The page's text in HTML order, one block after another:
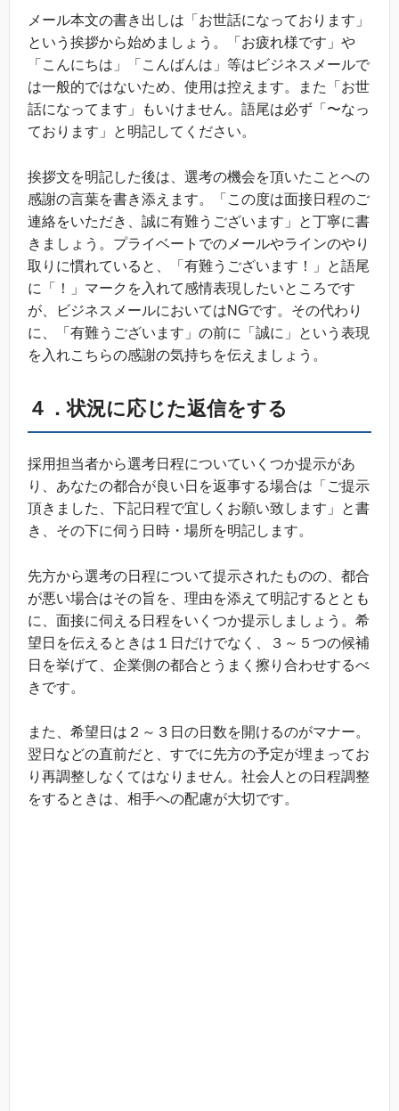
メール本文の書き出しは「お世話になっております」
という挨拶から始めましょう。「お疲れ様です」や
「こんにちは」「こんばんは」等はビジネスメールで
は一般的ではないため、使用は控えます。また「お世
話になってます」もいけません。語尾は必ず「〜なっ
ております」と明記してください。
挨拶文を明記した後は、選考の機会を頂いたことへの
感謝の言葉を書き添えます。「この度は面接日程のご
連絡をいただき、誠に有難うございます」と丁寧に書
きましょう。プライベートでのメールやラインのやり
取りに慣れていると、「有難うございます！」と語尾
に「！」マークを入れて感情表現したいところです
が、ビジネスメールにおいてはNGです。その代わり
に、「有難うございます」の前に「誠に」という表現
を入れこちらの感謝の気持ちを伝えましょう。
４．状況に応じた返信をする
採用担当者から選考日程についていくつか提示があ
り、あなたの都合が良い日を返事する場合は「ご提示
頂きました、下記日程で宜しくお願い致します」と書
き、その下に伺う日時・場所を明記します。
先方から選考の日程について提示されたものの、都合
が悪い場合はその旨を、理由を添えて明記するととも
に、面接に伺える日程をいくつか提示しましょう。希
望日を伝えるときは１日だけでなく、３～５つの候補
日を挙げて、企業側の都合とうまく擦り合わせするべ
きです。
また、希望日は２～３日の日数を開けるのがマナー。
翌日などの直前だと、すでに先方の予定が埋まってお
り再調整しなくてはなりません。社会人との日程調整
をするときは、相手への配慮が大切です。